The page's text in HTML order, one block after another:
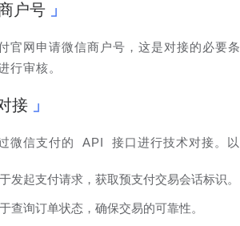
户号
官网申请微信商户号，这是对接的必要
行审核。
接
微信支付的 API 接口进行技术对接。
于发起支付请求，获取预支付交易会话标识。
于查询订单状态，确保交易的可靠性。